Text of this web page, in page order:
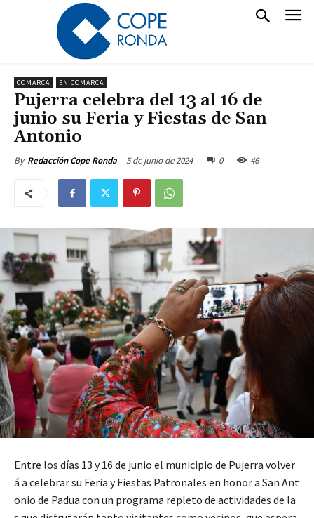
COMARCA EN COMARCA
Pujerra celebra del 13 al 16 de
junio su Feria y Fiestas de San
Antonio
By Redacción Cope Ronda 5 de junio de 2024 0 46
Entre los días 13 y 16 de junio el municipio de Pujerra volver
á a celebrar su Feria y Fiestas Patronales en honor a San Ant
onio de Padua con un programa repleto de actividades de la